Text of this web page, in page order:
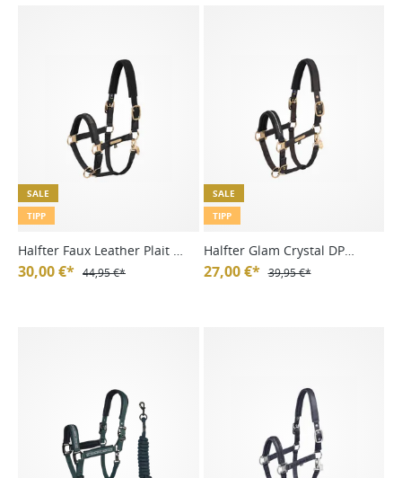
SALE
TIPP
Halfter Faux Leather Plait DP
Heritage 24/25
30,00 €* 44,95 €*
SALE
TIPP
Halfter Glam Crystal DP
Heritage 24/25
27,00 €* 39,95 €*